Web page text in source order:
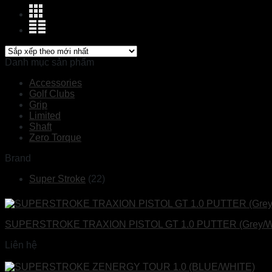
Danh mục sản phẩm
Accessories
Golf Clubs
Grip
Limited
Shaft
Zero Torque
Brand
Super Stroke (22)
SUPERSTROKE TRAXION PISTOL GT 1.0 PUTTER (Grey/
Liên hệ